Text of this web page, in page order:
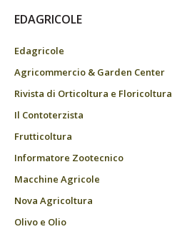
EDAGRICOLE
Edagricole
Agricommercio & Garden Center
Rivista di Orticoltura e Floricoltura
Il Contoterzista
Frutticoltura
Informatore Zootecnico
Macchine Agricole
Nova Agricoltura
Olivo e Olio